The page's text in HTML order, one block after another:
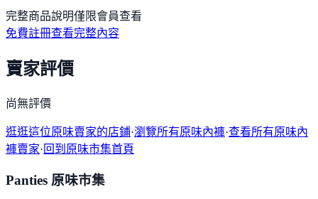
完整商品說明僅限會員查看
免費註冊查看完整內容
賣家評價
尚無評價
逛逛這位原味賣家的店鋪·瀏覽所有原味內褲·查看所有原味內
褲賣家·回到原味市集首頁
Panties 原味市集